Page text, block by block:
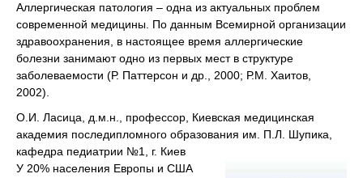
Аллергическая патология – одна из актуальных проблем
современной медицины. По данным Всемирной организации
здравоохранения, в настоящее время аллергические
болезни занимают одно из первых мест в структуре
заболеваемости (Р. Паттерсон и др., 2000; Р.М. Хаитов,
2002).
О.И. Ласица, д.м.н., профессор, Киевская медицинская
академия последипломного образования им. П.Л. Шупика,
кафедра педиатрии №1, г. Киев
У 20% населения Европы и США